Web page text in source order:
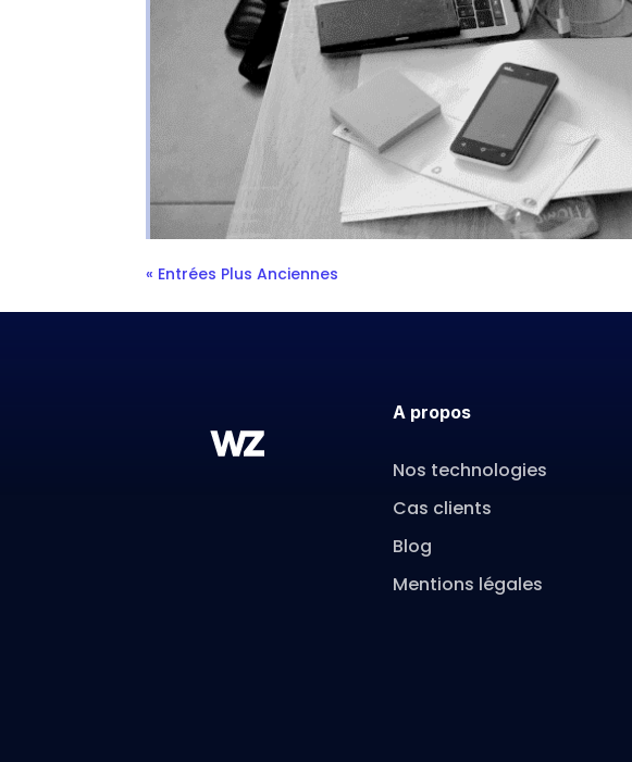
Top 10 des objets qu’un
bureau
Astrid Van Hal Oct 14, 2025 |IRL
Il n’est pas de bon développeur sans son objet fétiche et/
personne mystérieuse mais nous vous partageons
remercions d’avance de votre discrétion 🤫 <01> Un Rubber
« Entrées Plus Anciennes
A propos
Nos technologies
Cas clients
Blog
Mentions légales